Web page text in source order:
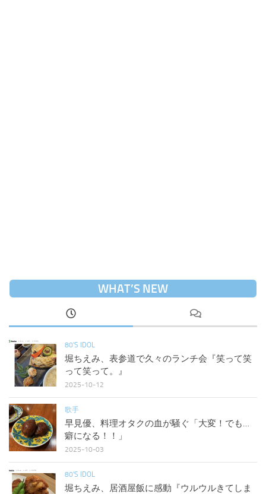
WHAT’S NEW
80'S IDOL
堀ちえみ、表参道で久々のランチ会『笑って笑
って笑って。』
2025-10-12
歌手
早見優、料理オタクの血が騒ぐ「大変！でも…
癖になる！！」
2025-10-03
80'S IDOL
堀ちえみ、居酒屋飯に感動『ウルウルきてしま